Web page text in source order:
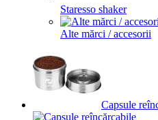
Staresso shaker
Alte mărci / accesorii
Capsule